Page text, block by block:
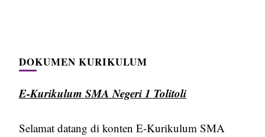
DOKUMEN KURIKULUM
E-Kurikulum SMA Negeri 1 Tolitoli
Selamat datang di konten E-Kurikulum SMA